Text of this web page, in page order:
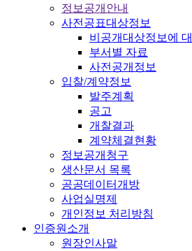
정보공개안내
사전공표대상정보
비공개대상정보에
부서별 자료
사전공개정보
입찰/계약정보
발주계획
공고
개찰결과
계약체결현황
정보공개청구
생산문서 목록
공공데이터개방
사업실명제
개인정보 처리방침
인증원소개
원장인사말